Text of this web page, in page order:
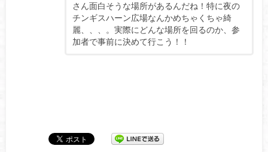
さん面白そうな場所があるんだね！特に夜の
チンギスハーン広場なんかめちゃくちゃ綺
麗、、、。実際にどんな場所を回るのか、参
加者で事前に決めて行こう！！